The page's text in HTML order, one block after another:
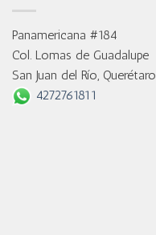
Panamericana #184
Col. Lomas de Guadalupe
San Juan del Río, Querétaro
4272761811